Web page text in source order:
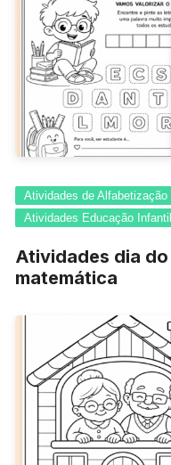
Atividades de Alfabetização
Atividades Educação Infantil
Atividades dia
matemática